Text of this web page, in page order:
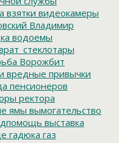
взятки видеокамеры
Владимир
водоемы
Ворожбит
вредные привычки
пенсионеров
ректора
ямы вымогательство
выставка
гадюка газ